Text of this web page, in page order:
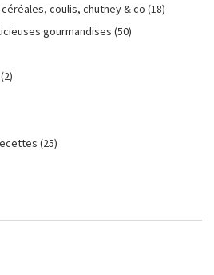
coulis, chutney & co (18)
gourmandises (50)
(2)
(25)